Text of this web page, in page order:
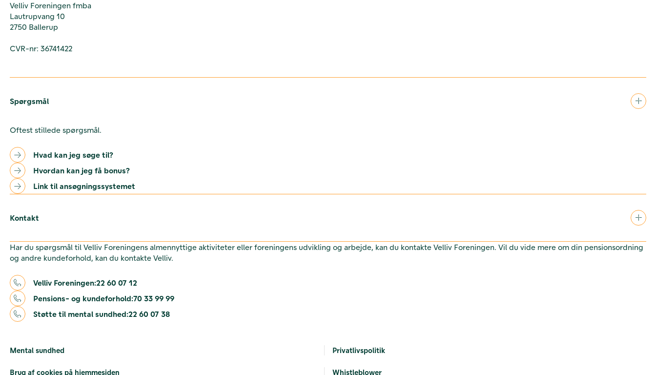
Velliv Foreningen fmba
Lautrupvang 10
2750 Ballerup
CVR-nr: 36741422
Spørgsmål
Oftest stillede spørgsmål.
Hvad kan jeg søge til?
Hvordan kan jeg få bonus?
Link til ansøgningssystemet
Kontakt
Har du spørgsmål til Velliv Foreningens almennyttige aktiviteter eller foreningens udvikling og arbejde, kan du kontakte Velliv Foreningen. Vil du vide mere om din pensionsordning
og andre kundeforhold, kan du kontakte Velliv.
Velliv Foreningen:22 60 07 12
Pensions- og kundeforhold:70 33 99 99
Støtte til mental sundhed:22 60 07 38
Mental sundhed Privatlivspolitik
Brug af cookies på hjemmesiden Whistleblower